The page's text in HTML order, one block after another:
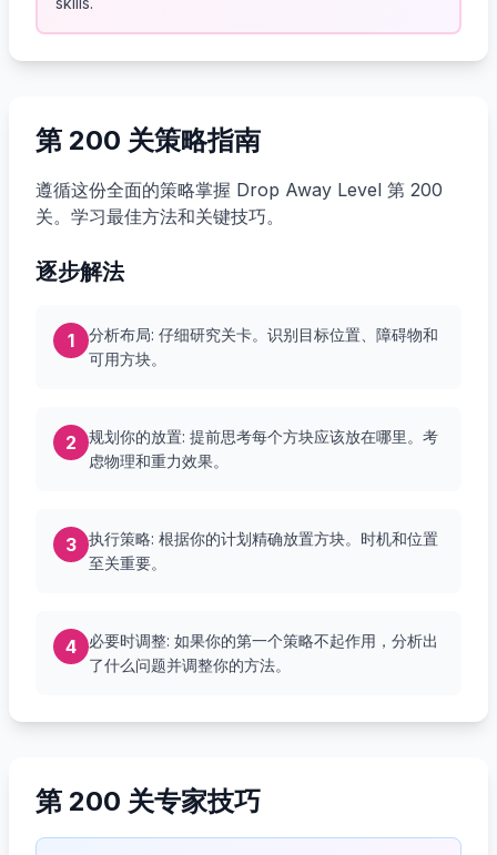
第 200 关策略指南
遵循这份全面的策略掌握 Drop Away Level 第 200
关。学习最佳方法和关键技巧。
逐步解法
1
分析布局: 仔细研究关卡。识别目标位置、障碍物和
可用方块。
2
规划你的放置: 提前思考每个方块应该放在哪里。考
虑物理和重力效果。
3
执行策略: 根据你的计划精确放置方块。时机和位置
至关重要。
4
必要时调整: 如果你的第一个策略不起作用，分析出
了什么问题并调整你的方法。
第 200 关专家技巧